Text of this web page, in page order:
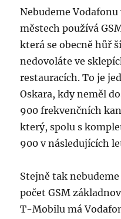
Nebudeme
městech používá
která se obecně hůř
nedovoláte ve
restauracích. To je
Oskara, kdy neměl
900 frekvenčních
který, spolu s
900 v následujících
Stejně tak
počet GSM
T-Mobilu má